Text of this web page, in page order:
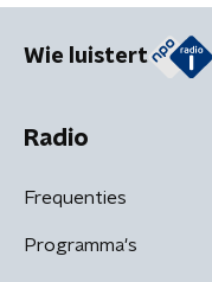
Wie luistert
Radio
Frequenties
Programma's